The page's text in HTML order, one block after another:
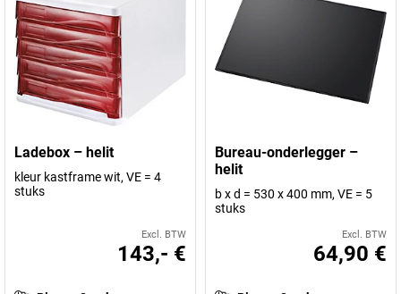
Ladebox – helit
kleur kastframe wit, VE = 4
stuks
Excl. BTW
143,- €
Bureau-onderlegger –
helit
b x d = 530 x 400 mm, VE = 5
stuks
Excl. BTW
64,90 €